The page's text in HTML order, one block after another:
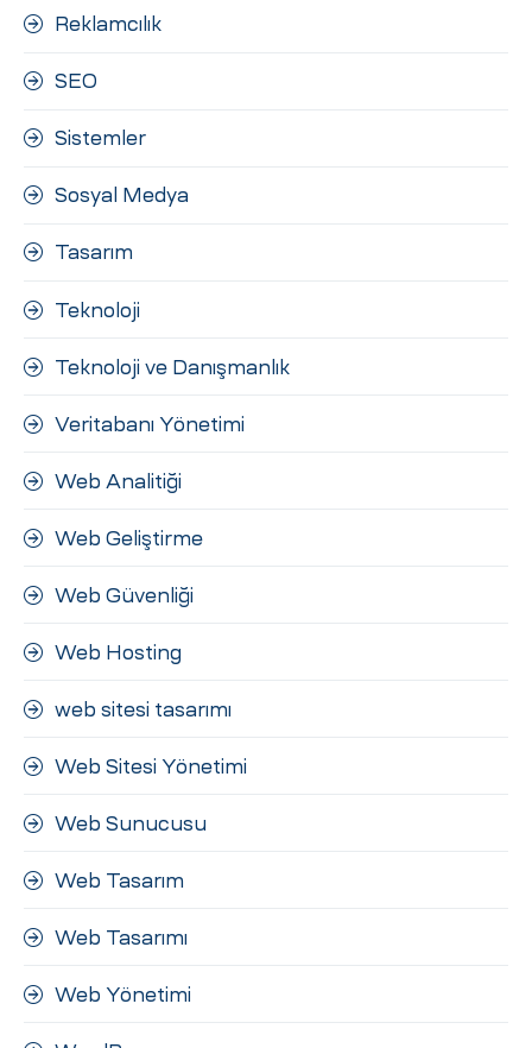
Reklamcılık
SEO
Sistemler
Sosyal Medya
Tasarım
Teknoloji
Teknoloji ve Danışmanlık
Veritabanı Yönetimi
Web Analitiği
Web Geliştirme
Web Güvenliği
Web Hosting
web sitesi tasarımı
Web Sitesi Yönetimi
Web Sunucusu
Web Tasarım
Web Tasarımı
Web Yönetimi